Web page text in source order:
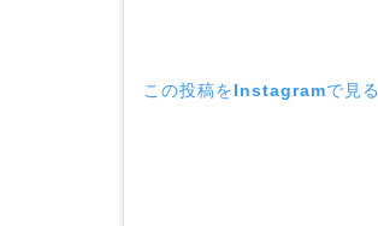
この投稿をInstagramで見る